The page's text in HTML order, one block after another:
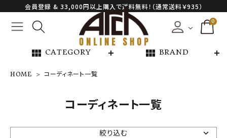
会員登録 & 33,000円以上購入で送料無料！（通常送料￥935）
0
view_module CATEGORY view_module BRAND
NEW ARRIVAL
ARCH EXCLUSIVE
HOME コーディネート一覧
コーディネート一覧
絞り込む